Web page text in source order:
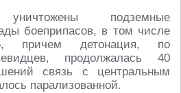
подземные
боеприпасов, в том числе
причем детонация, по
продолжалась 40
связь с центральным
парализованной.